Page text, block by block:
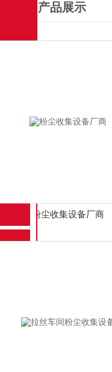
产品展示
粉尘收集设备厂商